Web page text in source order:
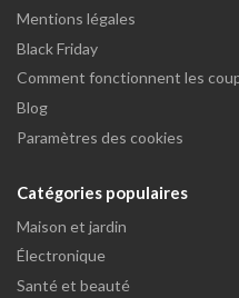
Mentions légales
Black Friday
Comment fonctionnent les
Blog
Paramètres des cookies
Catégories populaires
Maison et jardin
Électronique
Santé et beauté